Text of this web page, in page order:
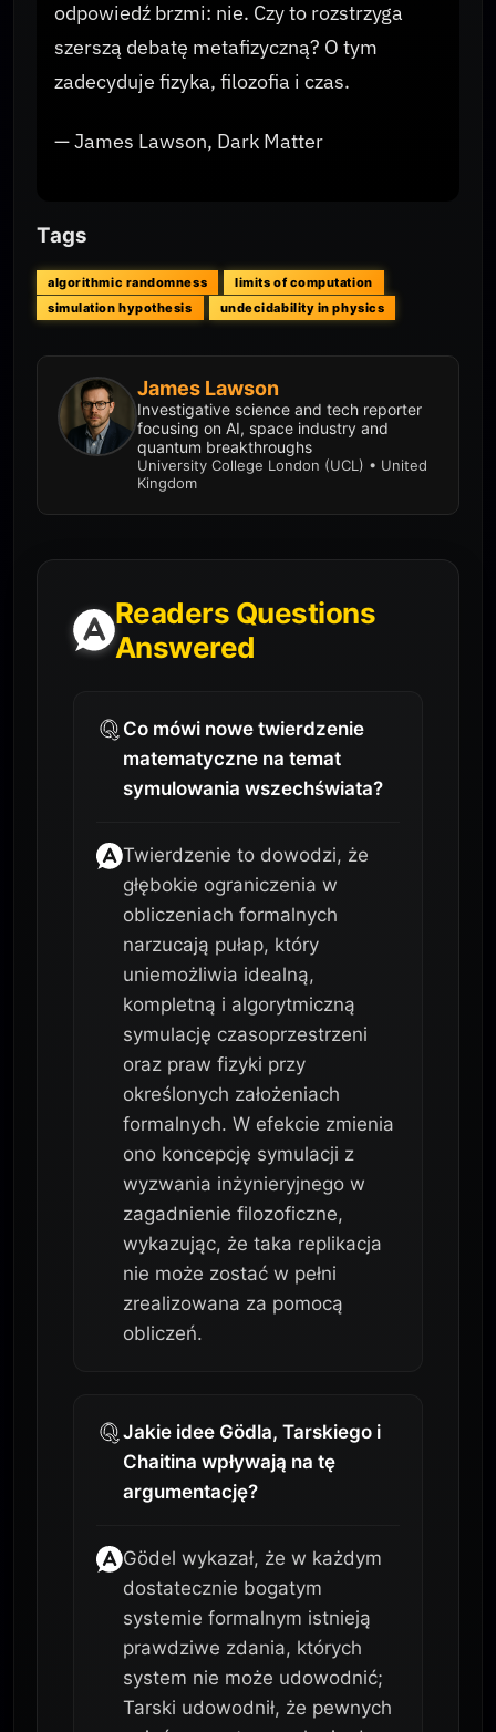
odpowiedź brzmi: nie. Czy to rozstrzyga
szerszą debatę metafizyczną? O tym
zadecyduje fizyka, filozofia i czas.
— James Lawson, Dark Matter
Tags
algorithmic randomness
limits of computation
simulation hypothesis
undecidability in physics
James Lawson
Investigative science and tech reporter
focusing on AI, space industry and
quantum breakthroughs
University College London (UCL) • United
Kingdom
Readers Questions
Answered
Co mówi nowe twierdzenie
matematyczne na temat
symulowania wszechświata?
Twierdzenie to dowodzi, że
głębokie ograniczenia w
obliczeniach formalnych
narzucają pułap, który
uniemożliwia idealną,
kompletną i algorytmiczną
symulację czasoprzestrzeni
oraz praw fizyki przy
określonych założeniach
formalnych. W efekcie zmienia
ono koncepcję symulacji z
wyzwania inżynieryjnego w
zagadnienie filozoficzne,
wykazując, że taka replikacja
nie może zostać w pełni
zrealizowana za pomocą
obliczeń.
Jakie idee Gödla, Tarskiego i
Chaitina wpływają na tę
argumentację?
Gödel wykazał, że w każdym
dostatecznie bogatym
systemie formalnym istnieją
prawdziwe zdania, których
system nie może udowodnić;
Tarski udowodnił, że pewnych